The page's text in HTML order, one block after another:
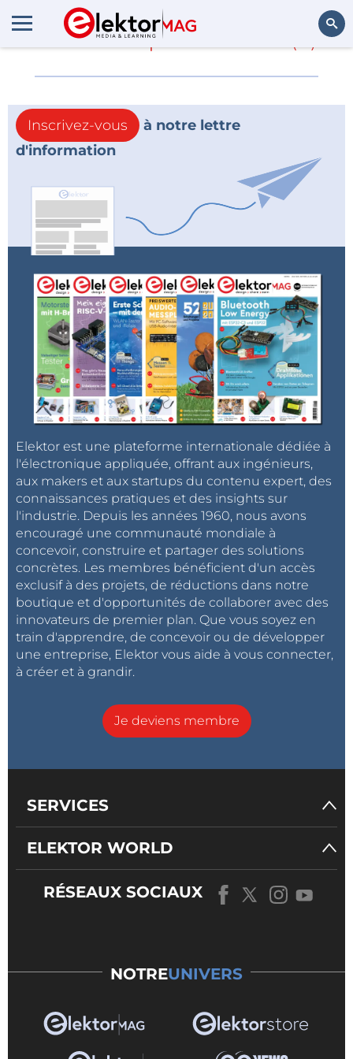
En savoir plus sur
Inscrivez-vous
à notre lettre
d'information
Elektor est une plateforme internationale dédiée à
l'électronique appliquée, offrant aux ingénieurs,
aux makers et aux startups du contenu expert, des
connaissances pratiques et des insights sur
l'industrie. Depuis les années 1960, nous avons
encouragé une communauté mondiale à
concevoir, construire et partager des solutions
concrètes. Les membres bénéficient d'un accès
exclusif à des projets, de réductions dans notre
boutique et d'opportunités de collaborer avec des
innovateurs de premier plan. Que vous soyez en
train d'apprendre, de concevoir ou de développer
une entreprise, Elektor vous aide à vous connecter,
à créer et à grandir.
Je deviens membre
SERVICES
ELEKTOR WORLD
RÉSEAUX SOCIAUX
NOTREUNIVERS